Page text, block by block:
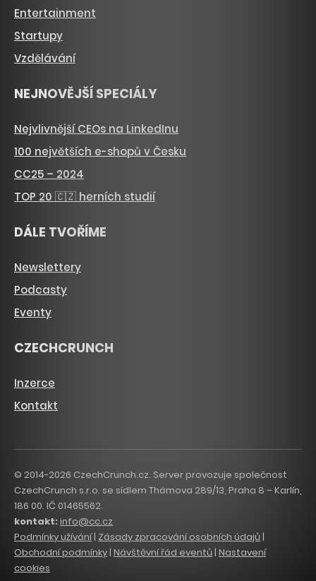
Entertainment
Startupy
Vzdělávání
NEJNOVĚJŠÍ SPECIÁLY
Nejvlivnější CEOs na LinkedInu
100 největších e-shopů v Česku
CC25 – 2024
TOP 20 🇨🇿 herních studií
DÁLE TVOŘÍME
Newslettery
Podcasty
Eventy
CZECHCRUNCH
Inzerce
Kontakt
© 2014-2026 CzechCrunch.cz. Server provozuje společnost
CzechCrunch s.r.o. se sídlem Thámova 289/13, Praha 8 – Karlín,
186 00. IČ 01465562.
kontakt:info@cc.cz
Podmínky užívání| Zásady zpracování osobních údajů |
Obchodní podmínky | Návštěvní řád eventů | Nastavení
cookies